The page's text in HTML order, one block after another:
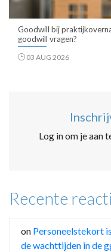
Goodwill bij
goodwill vragen?
03 AUG 2026
Log in om je aan
Recente
on Personeelstekort
de wachttijden in de